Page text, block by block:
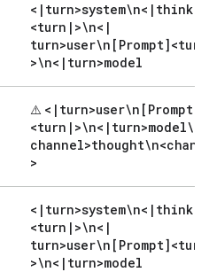
< | turn>system\n< | think
<turn | >\n< |
turn>user\n[Prompt]<turn
>\n< | turn>model
⚠️ < | turn>user\n[Prompt]
<turn | >\n< | turn>model\n<
>
< | turn>system\n< | think
<turn | >\n< |
turn>user\n[Prompt]<turn
>\n< | turn>model